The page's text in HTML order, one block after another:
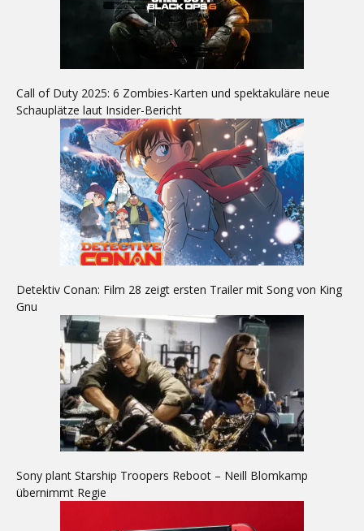
Call of Duty 2025: 6 Zombies-Karten und spektakuläre neue
Schauplätze laut Insider-Bericht
Detektiv Conan: Film 28 zeigt ersten Trailer mit Song von King
Gnu
Sony plant Starship Troopers Reboot – Neill Blomkamp
übernimmt Regie